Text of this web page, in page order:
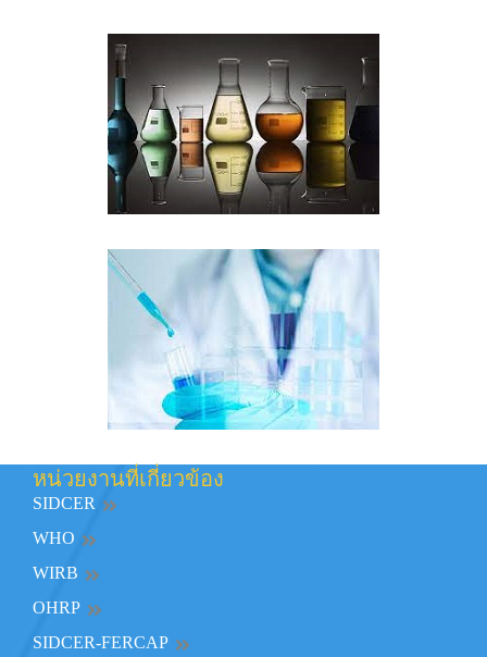
หน่วยงานที่เกี่ยวข้อง
SIDCER
WHO
WIRB
OHRP
SIDCER-FERCAP